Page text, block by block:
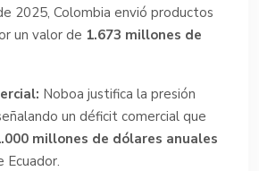
2025, Colombia envió productos
un valor de 1.673 millones de
Noboa justifica la presión
un déficit comercial que
millones de dólares anuales
Ecuador.